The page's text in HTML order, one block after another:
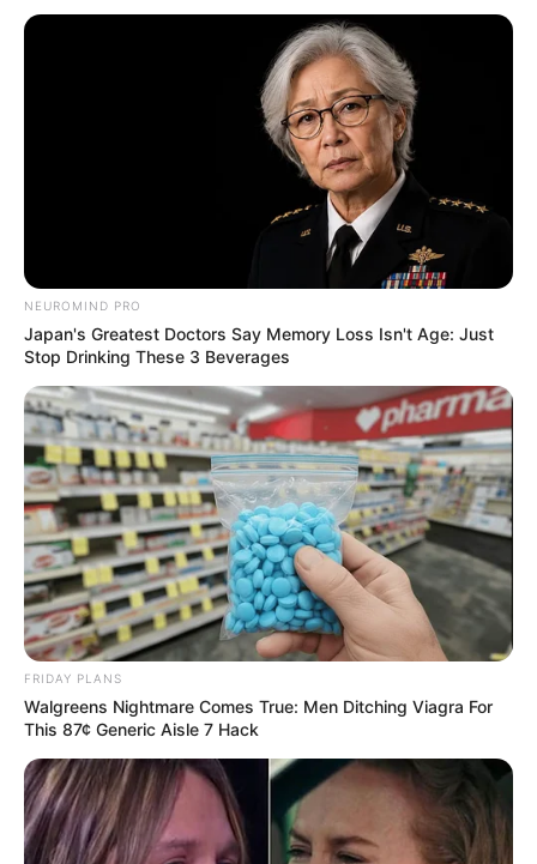
NEUROMIND PRO
Japan's Greatest Doctors Say Memory Loss Isn't Age: Just
Stop Drinking These 3 Beverages
FRIDAY PLANS
Walgreens Nightmare Comes True: Men Ditching Viagra For
This 87¢ Generic Aisle 7 Hack